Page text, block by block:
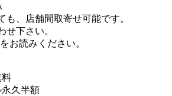
も、店舗間取寄せ可能です。
せ下さい。
お読みください。
料
久半額